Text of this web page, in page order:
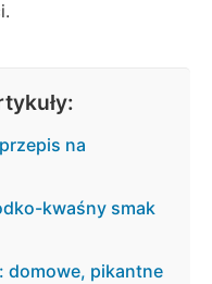
na
kwaśny smak
domowe, pikantne